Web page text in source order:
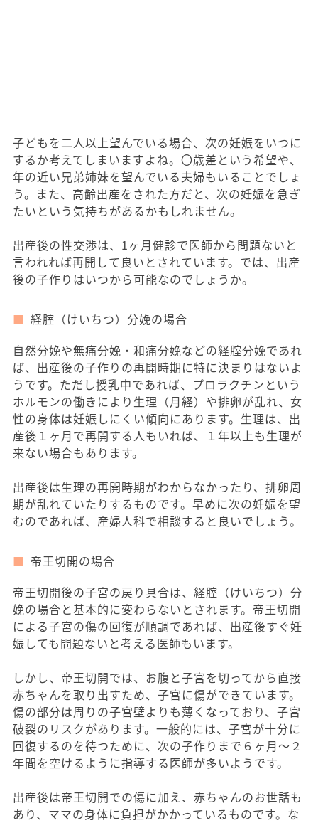
子どもを二人以上望んでいる場合、次の妊娠をいつに
するか考えてしまいますよね。〇歳差という希望や、
年の近い兄弟姉妹を望んでいる夫婦もいることでしょ
う。また、高齢出産をされた方だと、次の妊娠を急ぎ
たいという気持ちがあるかもしれません。
出産後の性交渉は、1ヶ月健診で医師から問題ないと
言われれば再開して良いとされています。では、出産
後の子作りはいつから可能なのでしょうか。
経腟（けいちつ）分娩の場合
自然分娩や無痛分娩・和痛分娩などの経腟分娩であれ
ば、出産後の子作りの再開時期に特に決まりはないよ
うです。ただし授乳中であれば、プロラクチンという
ホルモンの働きにより生理（月経）や排卵が乱れ、女
性の身体は妊娠しにくい傾向にあります。生理は、出
産後１ヶ月で再開する人もいれば、１年以上も生理が
来ない場合もあります。
出産後は生理の再開時期がわからなかったり、排卵周
期が乱れていたりするものです。早めに次の妊娠を望
むのであれば、産婦人科で相談すると良いでしょう。
帝王切開の場合
帝王切開後の子宮の戻り具合は、経腟（けいちつ）分
娩の場合と基本的に変わらないとされます。帝王切開
による子宮の傷の回復が順調であれば、出産後すぐ妊
娠しても問題ないと考える医師もいます。
しかし、帝王切開では、お腹と子宮を切ってから直接
赤ちゃんを取り出すため、子宮に傷ができています。
傷の部分は周りの子宮壁よりも薄くなっており、子宮
破裂のリスクがあります。一般的には、子宮が十分に
回復するのを待つために、次の子作りまで６ヶ月～２
年間を空けるように指導する医師が多いようです。
出産後は帝王切開での傷に加え、赤ちゃんのお世話も
あり、ママの身体に負担がかかっているものです。な